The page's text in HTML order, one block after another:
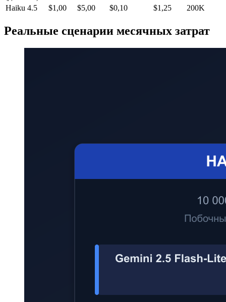
Haiku 4.5
$1,00 $5,00 $0,10 $1,25 200K
Реальные сценарии месячных затрат